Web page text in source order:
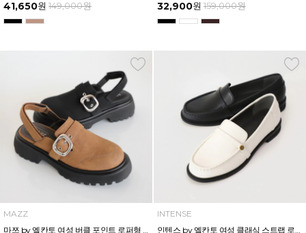
41,650원 149,000원 32,900원 159,000원
MAZZ
INTENSE